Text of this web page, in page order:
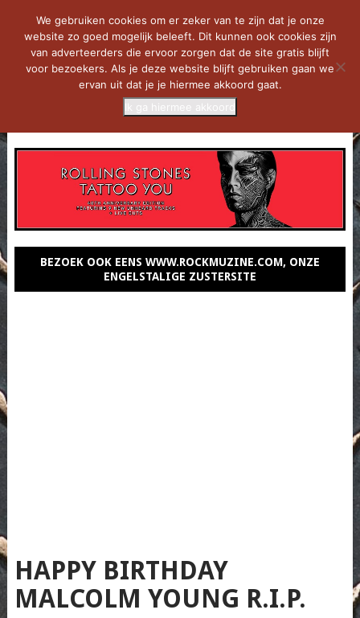
BEZOEK OOK EENS WWW.ROCKMUZINE.COM, ONZE
ENGELSTALIGE ZUSTERSITE
HAPPY BIRTHDAY
MALCOLM YOUNG R.I.P.
We gebruiken cookies om er zeker van te zijn dat je onze
website zo goed mogelijk beleeft. Dit kunnen ook cookies zijn
van adverteerders die ervoor zorgen dat de site gratis blijft
voor bezoekers. Als je deze website blijft gebruiken gaan we
ervan uit dat je je hiermee akkoord gaat.
Ik ga hiermee akkoord